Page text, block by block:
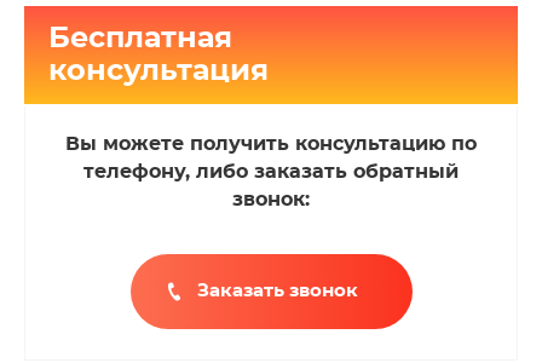
Бесплатная
консультация
Вы можете получить консультацию по
телефону, либо заказать обратный
звонок:
Заказать звонок